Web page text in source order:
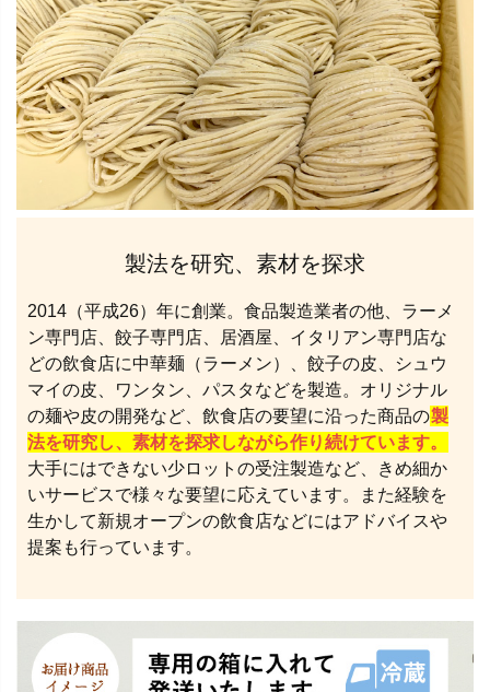
製法を研究、素材を探求
2014（平成26）年に創業。食品製造業者の他、ラーメ
ン専門店、餃子専門店、居酒屋、イタリアン専門店な
どの飲食店に中華麺（ラーメン）、餃子の皮、シュウ
マイの皮、ワンタン、パスタなどを製造。オリジナル
の麺や皮の開発など、飲食店の要望に沿った商品の製
法を研究し、素材を探求しながら作り続けています。
大手にはできない少ロットの受注製造など、きめ細か
いサービスで様々な要望に応えています。また経験を
生かして新規オープンの飲食店などにはアドバイスや
提案も行っています。